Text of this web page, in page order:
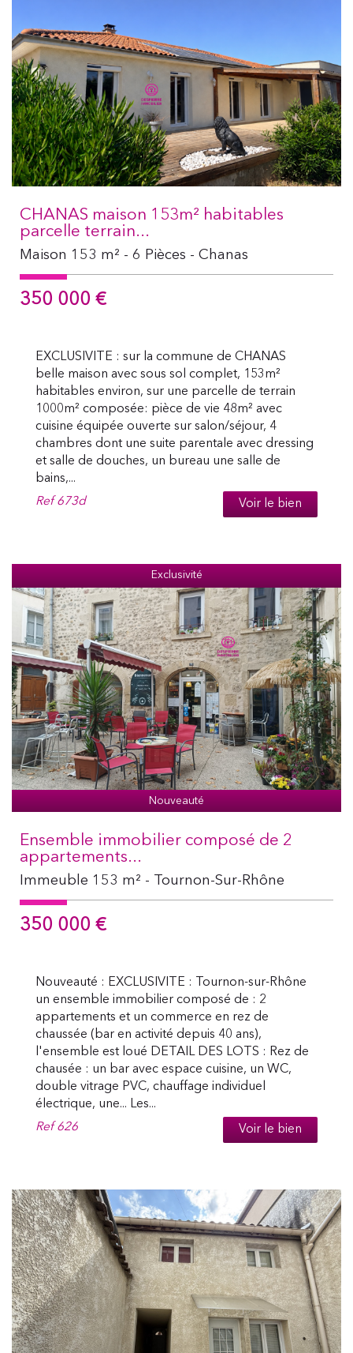
CHANAS maison 153m² habitables
parcelle terrain...
Maison 153 m² - 6 Pièces - Chanas
350 000 €
EXCLUSIVITE : sur la commune de CHANAS
belle maison avec sous sol complet, 153m²
habitables environ, sur une parcelle de terrain
1000m² composée: pièce de vie 48m² avec
cuisine équipée ouverte sur salon/séjour, 4
chambres dont une suite parentale avec dressing
et salle de douches, un bureau une salle de
bains,...
Ref673d Voir le bien
Exclusivité
Nouveauté
Ensemble immobilier composé de 2
appartements...
Immeuble 153 m² - Tournon-Sur-Rhône
350 000 €
Nouveauté : EXCLUSIVITE : Tournon-sur-Rhône
un ensemble immobilier composé de : 2
appartements et un commerce en rez de
chaussée (bar en activité depuis 40 ans),
l'ensemble est loué DETAIL DES LOTS : Rez de
chausée : un bar avec espace cuisine, un WC,
double vitrage PVC, chauffage individuel
électrique, une... Les...
Ref626 Voir le bien